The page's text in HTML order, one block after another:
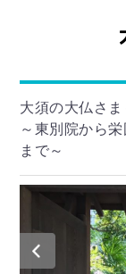
大須の大仏さ
～東別院から
まで～